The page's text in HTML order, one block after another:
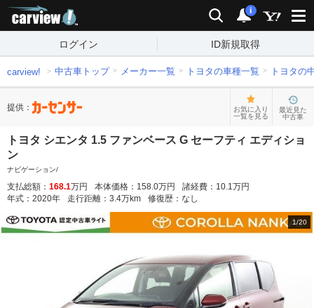
検索 通知
i
ログイン ID新規取得
carview! 中古車トップ メーカー一覧 トヨタの車種一覧 トヨタの
提供：
お気に入り
一覧を見る
最近見た
中古車
トヨタ シエンタ 1.5 ファンベース G セーフティ エディショ
ン
ナビゲーション/
支払総額： 168.1万円 本体価格： 158.0万円 諸経費： 10.1万円
年式： 2020年 走行距離： 3.4万km 修復歴： なし
1/20